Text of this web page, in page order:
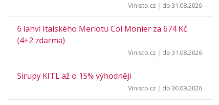
Vinisto.cz | do 31.08.2026
6 lahví Italského Merlotu Col Monier za 674 Kč
(4+2 zdarma)
Vinisto.cz | do 31.08.2026
Sirupy KITL až o 15% výhodněji
Vinisto.cz | do 30.09.2026